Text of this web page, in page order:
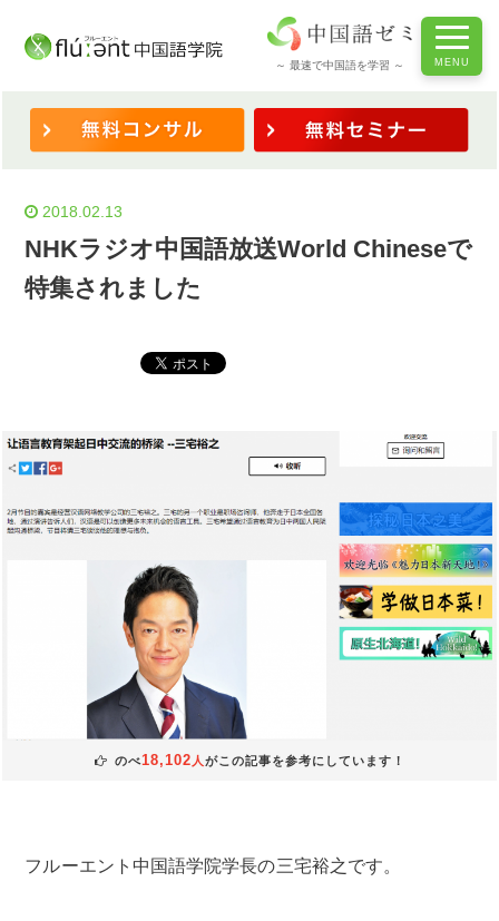
～ 最速で中国語を学習 ～
◇学長の視点/
NHKラジオ中国語放送World Chineseで特集されました
2018.02.13
NHKラジオ中国語放送World Chineseで
特集されました
のべ18,102 人 がこの記事を参考にしています！
フルーエント中国語学院学長の三宅裕之です。